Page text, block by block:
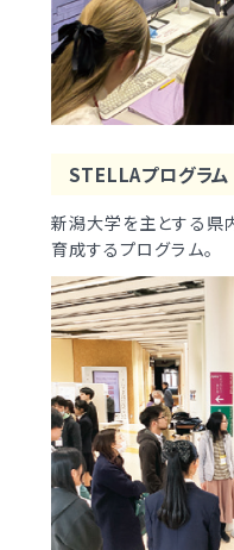
STELLAプログラム
新潟大学を主とする県
育成するプログラム。